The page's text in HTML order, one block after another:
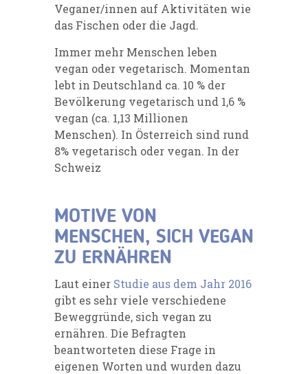
Veganer/innen auf Aktivitäten wie
das Fischen oder die Jagd.
Immer mehr Menschen leben
vegan oder vegetarisch. Momentan
lebt in Deutschland ca. 10 % der
Bevölkerung vegetarisch und 1,6 %
vegan (ca. 1,13 Millionen
Menschen). In Österreich sind rund
8% vegetarisch oder vegan. In der
Schweiz
MOTIVE VON
MENSCHEN, SICH VEGAN
ZU ERNÄHREN
Laut einer Studie aus dem Jahr 2016
gibt es sehr viele verschiedene
Beweggründe, sich vegan zu
ernähren. Die Befragten
beantworteten diese Frage in
eigenen Worten und wurden dazu